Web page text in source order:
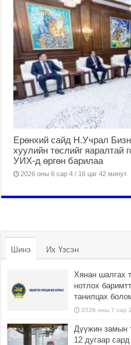
Ерөнхий сайд Н.Учрал
хуулийн төслийг яаралтай
УИХ-д өргөн барилаа
2026 оны 6 сар 4 / 16 цаг 42 минут
Шинэ Их Үзсэн
Хянан шалгах
нотлох
танилцах
2026 оны 7 сар
Дүүжин замын
12 дугаар